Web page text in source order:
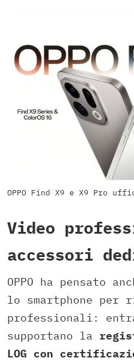
OPPO Find X9 e X9 Pro
Video
accessori
OPPO ha pensato
lo smartphone per
professionali:
supportano la
LOG con